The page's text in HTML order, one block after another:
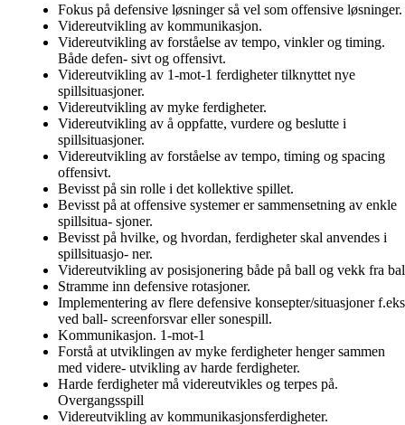
Fokus på defensive løsninger så vel som offensive løsninger.
Videreutvikling av kommunikasjon.
Videreutvikling av forståelse av tempo, vinkler og timing.
Både defen- sivt og offensivt.
Videreutvikling av 1-mot-1 ferdigheter tilknyttet nye
spillsituasjoner.
Videreutvikling av myke ferdigheter.
Videreutvikling av å oppfatte, vurdere og beslutte i
spillsituasjoner.
Videreutvikling av forståelse av tempo, timing og spacing
offensivt.
Bevisst på sin rolle i det kollektive spillet.
Bevisst på at offensive systemer er sammensetning av enkle
spillsitua- sjoner.
Bevisst på hvilke, og hvordan, ferdigheter skal anvendes i
spillsituasjo- ner.
Videreutvikling av posisjonering både på ball og vekk fra
Stramme inn defensive rotasjoner.
Implementering av flere defensive konsepter/situasjoner
ved ball- screenforsvar eller sonespill.
Kommunikasjon. 1-mot-1
Forstå at utviklingen av myke ferdigheter henger sammen
med videre- utvikling av harde ferdigheter.
Harde ferdigheter må videreutvikles og terpes på.
Overgangsspill
Videreutvikling av kommunikasjonsferdigheter.